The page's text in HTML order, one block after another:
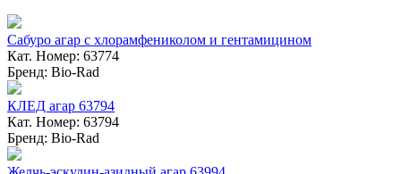
Сабуро агар с хлорамфениколом и гентамицином
Кат. Номер: 63774
Бренд: Bio-Rad
КЛЕД агар 63794
Кат. Номер: 63794
Бренд: Bio-Rad